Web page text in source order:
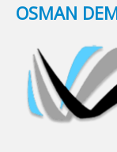
OSMAN